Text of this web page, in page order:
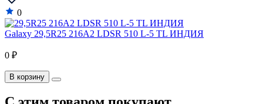
0
Galaxy 29,5R25 216A2 LDSR 510 L-5 TL ИНДИЯ
0 ₽
В корзину